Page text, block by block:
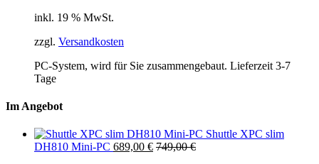
inkl. 19 % MwSt.
zzgl. Versandkosten
PC-System, wird für Sie zusammengebaut. Lieferzeit 3-7
Tage
Im Angebot
Shuttle XPC slim
DH810 Mini-PC 689,00 € 749,00€